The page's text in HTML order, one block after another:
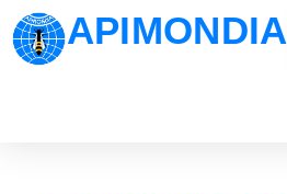
APIMONDIA